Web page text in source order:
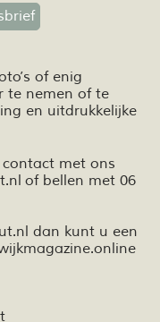
of enig
te nemen of te
en uitdrukkelijke
met ons
of bellen met 06
dan kunt u een